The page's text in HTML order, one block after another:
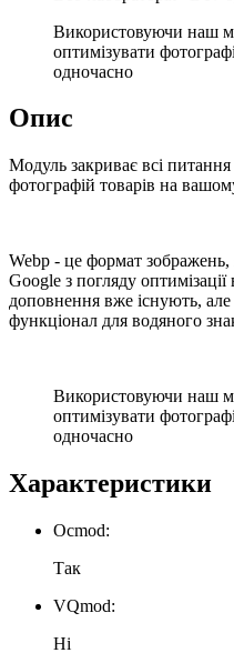
Використовуючи наш
оптимізувати
одночасно
Опис
Модуль закриває всі
фотографій товарів на
Webp - це формат
Google з погляду
доповнення вже існують,
функціонал для водяного
Використовуючи наш
оптимізувати
одночасно
Характеристики
Ocmod:
Так
VQmod:
Ні